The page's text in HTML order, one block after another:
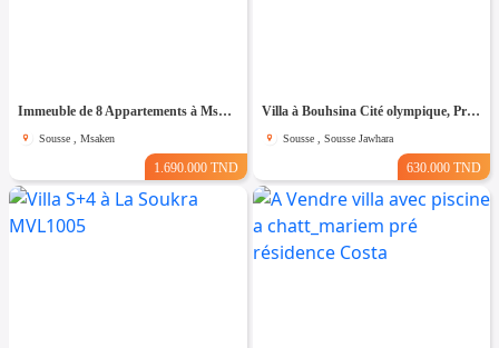
Immeuble de 8 Appartements à Msaken Nouvelle Construction
Sousse , Msaken
1.690.000 TND
Villa à Bouhsina Cité olympique, Proche de toutes Commodités
Sousse , Sousse Jawhara
630.000 TND